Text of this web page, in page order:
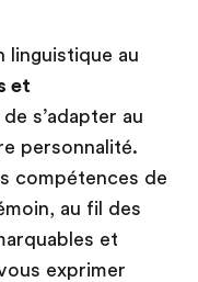
linguistique au
et
s’adapter au
personnalité.
compétences de
au fil des
et
exprimer